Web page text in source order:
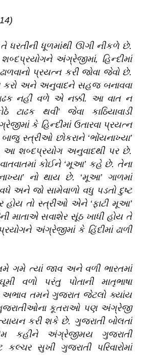
ધરતીની ધૂળમાંથી ઊગી નીકળે છે.
શબ્દપ્રયોગને અંગ્રેજીમાં, હિન્દીમાં
પ્રયત્ન કરી જોવા જેવો છે.
કરો અને અનુવાદને સહજ બનાવવા
નહીં વળે એ નક્કી.
આ વાત ન
ટાઢક થવી’ જેવા કાઠિયાવાડી
કે હિન્દીમાં ઉતારવા પ્રયત્ન
સ્ત્રીઓ છોકરાને ‘ભોંયનાખ્યા’
આ શબ્દપ્રયોગ અનુવાદથી પર છે.
કોઈને ‘મૂઆ’ કહે છે. તેના
નો થાય છે. ‘મૂઆ’ ગાળમાં
વધે અને જો સામેવાળો વધુ પડતો દુષ્ટ
હોય તો સ્ત્રીઓ એને ‘ફાટી મૂઆ’
માતાએ સવાશેર સૂંઠ ખાધી હોય તે
અંગ્રેજીમાં કે હિંદીમાં ઢાળી
ગમે ત્યાં જાવ અને વળી ભારતમાં
વળો પરંતુ પોતાની માતૃભાષા
અભાવ તમને ગુજરાત જેટલો ક્યાંય
કૂતરાઓ પણ અંગ્રેજી
કરી શકે છે. ગુજરાતી બોલતાં
કહીને અંગ્રેજીમય ગુજરાતી
કલ્ચર સુખી ગુજરાતી પરિવારોમાં